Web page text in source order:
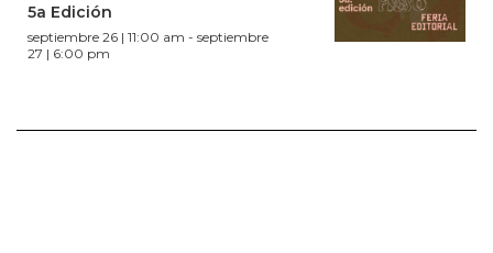
5a Edición
septiembre 26 | 11:00 am - septiembre
27 | 6:00 pm